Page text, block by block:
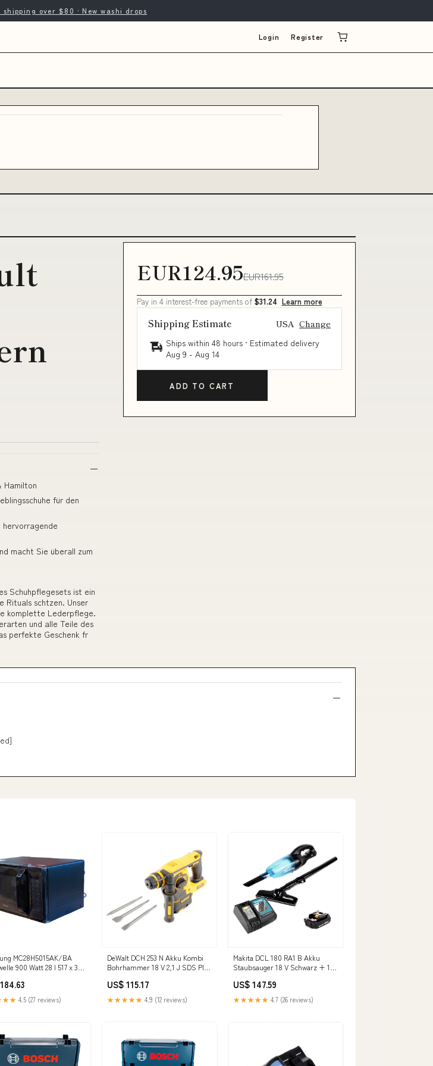
over $80 · New washi drops
Login Register
Hamilton
für den
macht Sie überall zum
Schuhpflegesets ist ein
Rituals schtzen. Unser
komplette Lederpflege.
und alle Teile des
perfekte Geschenk fr
EUR124.95EUR161.95
Pay in 4 interest-free payments of $31.24 Learn more
Shipping Estimate USA Change
Ships within 48 hours · Estimated delivery
Aug 9 - Aug 14
ADD TO CART
MC28H5015AK/BA
900 Watt 28 l 517 x 310
4.5 (27 reviews)
DeWalt DCH 253 N Akku Kombi
Bohrhammer 18 V 2,1 J SDS Plus
US$ 115.17
★★★★★ 4.9 (12 reviews)
Makita DCL 180 RA1 B Akku
Staubsauger 18 V Schwarz + 1x
Meldebestand Einkauf
US$ 147.59
★★★★★ 4.7 (26 reviews)